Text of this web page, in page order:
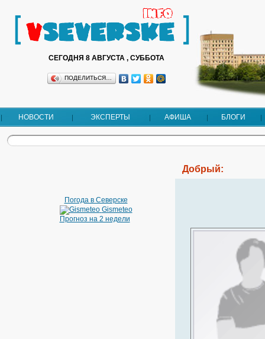
СЕГОДНЯ 8 АВГУСТА , СУББОТА
ПОДЕЛИТЬСЯ…
НОВОСТИ ЭКСПЕРТЫ АФИША БЛОГИ
Погода в Северске
Gismeteo
Прогноз на 2 недели
Добрый: